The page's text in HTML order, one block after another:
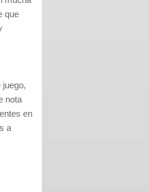
que
juego,
nota
en
a